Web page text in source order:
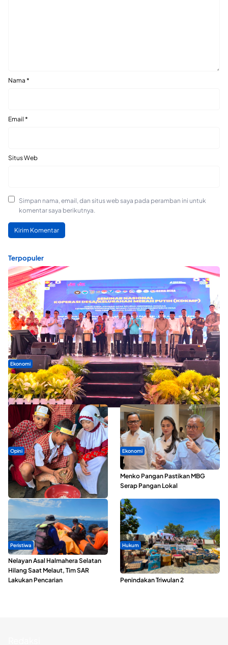
Nama *
Email *
Situs Web
Simpan nama, email, dan situs web saya pada peramban ini untuk
komentar saya berikutnya.
Terpopuler
Ekonomi
Seminar di Ternate, Mendes Perkuat Sinergi Percepatan
Kopdes Merah Putih
Opini
Tak Sekadar Memarut Kelapa,
Kukuran Tongole Jadi Media
Belajar Etnosains
Ekonomi
SPPG di Maluku Utara Dipercepat,
Menko Pangan Pastikan MBG
Serap Pangan Lokal
Peristiwa
Nelayan Asal Halmahera Selatan
Hilang Saat Melaut, Tim SAR
Lakukan Pencarian
Hukum
Polda Maluku Utara Musnahkan
Ribuan Liter Miras Hasil Operasi
Penindakan Triwulan 2